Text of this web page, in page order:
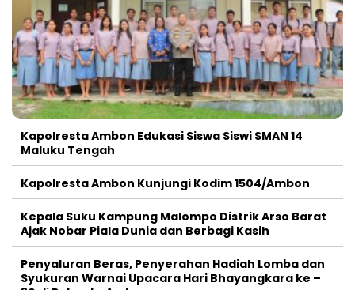
Kapolresta Ambon Edukasi Siswa Siswi SMAN 14
Maluku Tengah
Kapolresta Ambon Kunjungi Kodim 1504/Ambon
Kepala Suku Kampung Malompo Distrik Arso Barat
Ajak Nobar Piala Dunia dan Berbagi Kasih
Penyaluran Beras, Penyerahan Hadiah Lomba dan
Syukuran Warnai Upacara Hari Bhayangkara ke –